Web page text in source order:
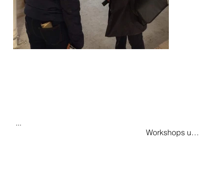
...
                                                                   Workshops und